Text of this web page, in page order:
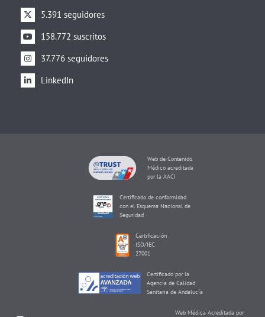
5.391 seguidores
158.772 suscritos
37.776 seguidores
LinkedIn
Web de Contenido
Médico acreditada
por la AACI
Certificado de conformidad
con el Esquema Nacional de
Seguridad
Certificación
ISO/IEC
27001
Certificado por la
Agencia de Calidad
Sanitaria de Andalucía
Web Médica Acreditada por